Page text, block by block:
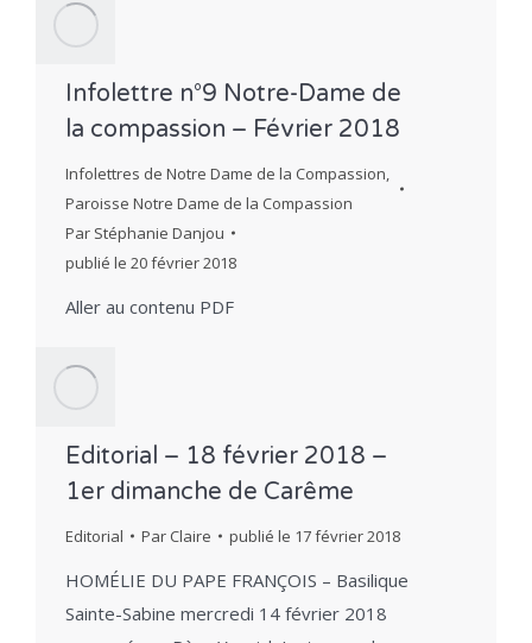
Infolettre n°9 Notre-Dame de
la compassion – Février 2018
Infolettres de Notre Dame de la Compassion,
Paroisse Notre Dame de la Compassion
Par Stéphanie Danjou
publié le 20 février 2018
Aller au contenu PDF
Editorial – 18 février 2018 –
1er dimanche de Carême
Editorial Par Claire publié le 17 février 2018
HOMÉLIE DU PAPE FRANÇOIS – Basilique
Sainte-Sabine mercredi 14 février 2018